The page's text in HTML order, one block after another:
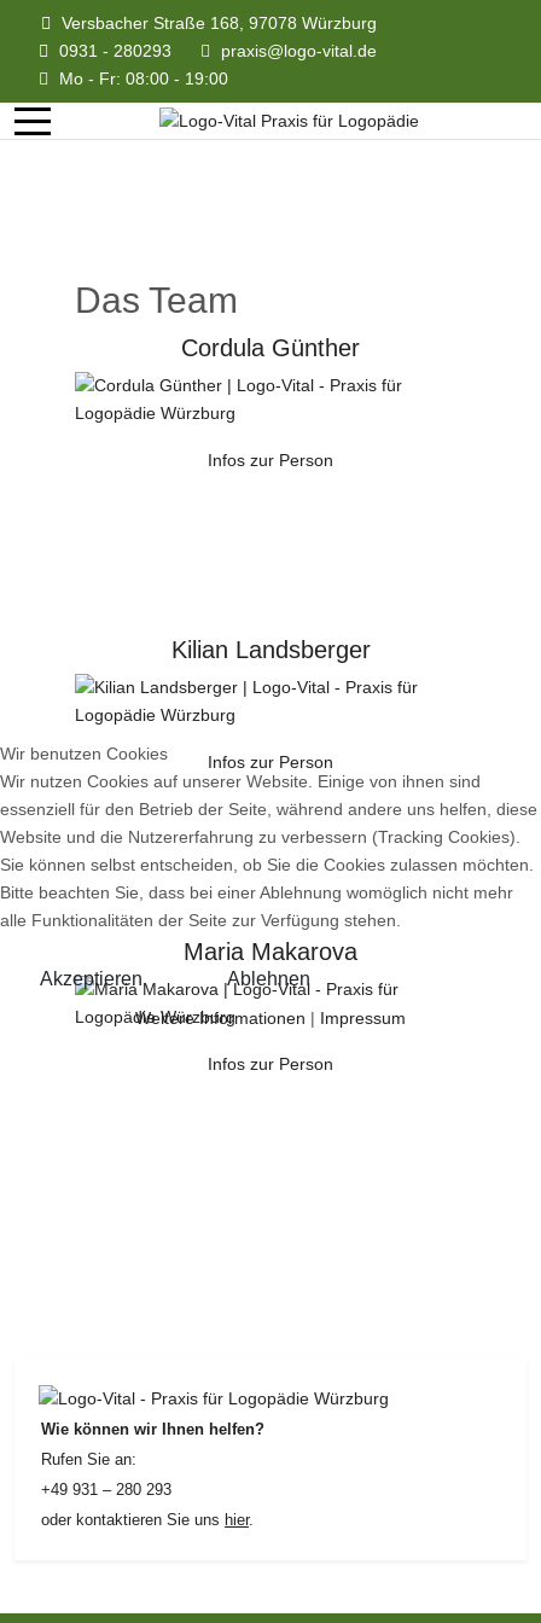
Versbacher Straße 168, 97078 Würzburg
0931 - 280293
praxis@logo-vital.de
Mo - Fr: 08:00 - 19:00
Das Team
Cordula Günther
Infos zur Person
Kilian Landsberger
Infos zur Person
Maria Makarova
Infos zur Person
Wie können wir Ihnen helfen?
Rufen Sie an:
+49 931 – 280 293
oder kontaktieren Sie uns hier.
Wir benutzen Cookies
Wir nutzen Cookies auf unserer Website. Einige von ihnen sind
essenziell für den Betrieb der Seite, während andere uns helfen, diese
Website und die Nutzererfahrung zu verbessern (Tracking Cookies).
Sie können selbst entscheiden, ob Sie die Cookies zulassen möchten.
Bitte beachten Sie, dass bei einer Ablehnung womöglich nicht mehr
alle Funktionalitäten der Seite zur Verfügung stehen.
Akzeptieren Ablehnen
Weitere Informationen | Impressum